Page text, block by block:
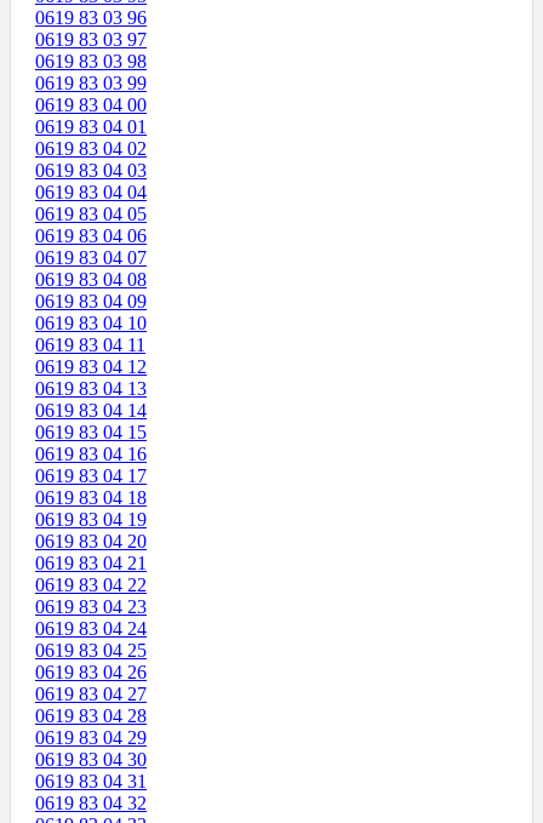
0619 83 03 96
0619 83 03 97
0619 83 03 98
0619 83 03 99
0619 83 04 00
0619 83 04 01
0619 83 04 02
0619 83 04 03
0619 83 04 04
0619 83 04 05
0619 83 04 06
0619 83 04 07
0619 83 04 08
0619 83 04 09
0619 83 04 10
0619 83 04 11
0619 83 04 12
0619 83 04 13
0619 83 04 14
0619 83 04 15
0619 83 04 16
0619 83 04 17
0619 83 04 18
0619 83 04 19
0619 83 04 20
0619 83 04 21
0619 83 04 22
0619 83 04 23
0619 83 04 24
0619 83 04 25
0619 83 04 26
0619 83 04 27
0619 83 04 28
0619 83 04 29
0619 83 04 30
0619 83 04 31
0619 83 04 32